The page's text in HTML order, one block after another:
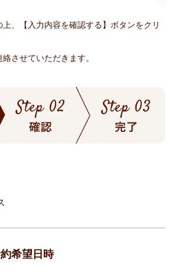
、【入力内容を確認する】ボタンをクリ
させていただきます。
希望日時